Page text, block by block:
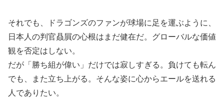
それでも、ドラゴンズのファンが球場に足を運ぶように、
日本人の判官贔屓の心根はまだ健在だ。グローバルな価値
観を否定はしない。
だが「勝ち組が偉い」だけでは寂しすぎる。負けても転ん
でも、また立ち上がる。そんな姿に心からエールを送れる
人でありたい。